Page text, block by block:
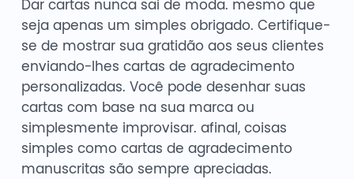
Dar cartas nunca sai de moda. mesmo que
seja apenas um simples obrigado. Certifique-
se de mostrar sua gratidão aos seus clientes
enviando-lhes cartas de agradecimento
personalizadas. Você pode desenhar suas
cartas com base na sua marca ou
simplesmente improvisar. afinal, coisas
simples como cartas de agradecimento
manuscritas são sempre apreciadas.